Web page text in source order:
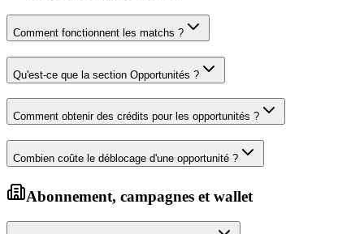
Comment fonctionnent les matchs ?
Qu'est-ce que la section Opportunités ?
Comment obtenir des crédits pour les opportunités ?
Combien coûte le déblocage d'une opportunité ?
Abonnement, campagnes et wallet